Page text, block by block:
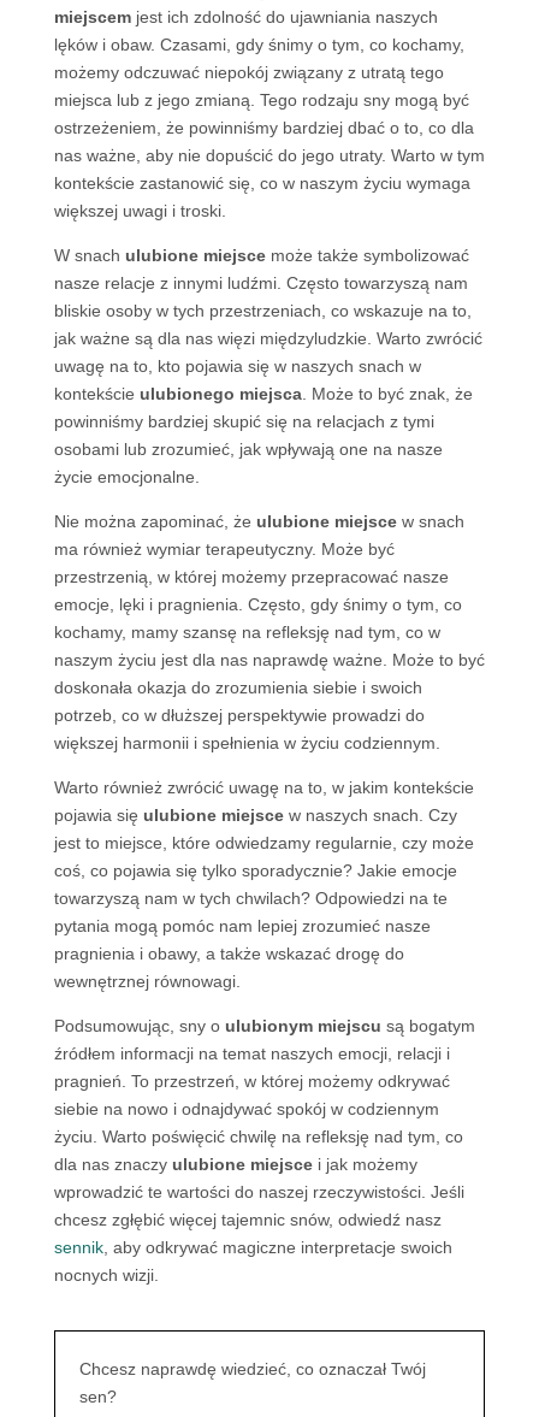
miejscemjest ich zdolność do ujawniania naszych
lęków i obaw. Czasami, gdy śnimy o tym, co kochamy,
możemy odczuwać niepokój związany z utratą tego
miejsca lub z jego zmianą. Tego rodzaju sny mogą być
ostrzeżeniem, że powinniśmy bardziej dbać o to, co dla
nas ważne, aby nie dopuścić do jego utraty. Warto w tym
kontekście zastanowić się, co w naszym życiu wymaga
większej uwagi i troski.
W snach ulubione miejscemoże także symbolizować
nasze relacje z innymi ludźmi. Często towarzyszą nam
bliskie osoby w tych przestrzeniach, co wskazuje na to,
jak ważne są dla nas więzi międzyludzkie. Warto zwrócić
uwagę na to, kto pojawia się w naszych snach w
kontekście ulubionego miejsca. Może to być znak, że
powinniśmy bardziej skupić się na relacjach z tymi
osobami lub zrozumieć, jak wpływają one na nasze
życie emocjonalne.
Nie można zapominać, że ulubione miejscew snach
ma również wymiar terapeutyczny. Może być
przestrzenią, w której możemy przepracować nasze
emocje, lęki i pragnienia. Często, gdy śnimy o tym, co
kochamy, mamy szansę na refleksję nad tym, co w
naszym życiu jest dla nas naprawdę ważne. Może to być
doskonała okazja do zrozumienia siebie i swoich
potrzeb, co w dłuższej perspektywie prowadzi do
większej harmonii i spełnienia w życiu codziennym.
Warto również zwrócić uwagę na to, w jakim kontekście
pojawia się ulubione miejscew naszych snach. Czy
jest to miejsce, które odwiedzamy regularnie, czy może
coś, co pojawia się tylko sporadycznie? Jakie emocje
towarzyszą nam w tych chwilach? Odpowiedzi na te
pytania mogą pomóc nam lepiej zrozumieć nasze
pragnienia i obawy, a także wskazać drogę do
wewnętrznej równowagi.
Podsumowując, sny o ulubionym miejscu są bogatym
źródłem informacji na temat naszych emocji, relacji i
pragnień. To przestrzeń, w której możemy odkrywać
siebie na nowo i odnajdywać spokój w codziennym
życiu. Warto poświęcić chwilę na refleksję nad tym, co
dla nas znaczy ulubione miejscei jak możemy
wprowadzić te wartości do naszej rzeczywistości. Jeśli
chcesz zgłębić więcej tajemnic snów, odwiedź nasz
sennik, aby odkrywać magiczne interpretacje swoich
nocnych wizji.
Chcesz naprawdę wiedzieć, co oznaczał Twój
sen?